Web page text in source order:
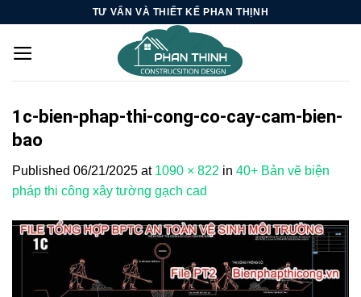
content
TƯ VẤN VÀ THIẾT KẾ PHAN THỊNH
1c-bien-phap-thi-cong-co-cay-cam-bien-
bao
Published 06/21/2025 at 1090 × 822 in 40+ Bản vẽ biện
pháp thi công xây tường gạch cad